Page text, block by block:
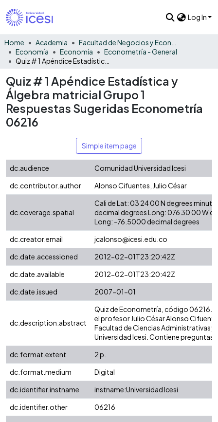
Log In
Home Academia
Economía
Economía
Econometría - General
Quiz # 1 Apéndice Estadística y
Álgebra matricial Grupo 1
Respuestas Sugeridas Econometría
06216
Simple item page
dc.audience
Comunidad Universidad Icesi
dc.contributor.author
Alonso Cifuentes, Julio César
dc.coverage.spatial
Cali de Lat: 03 24 00 N degrees
decimal degrees Long: 076 30 00 W
Long: -76.5000 decimal degrees
dc.creator.email
jcalonso@icesi.edu.co
dc.date.accessioned
2012-02-01T23:20:42Z
dc.date.available
2012-02-01T23:20:42Z
dc.date.issued
2007-01-01
dc.description.abstract
Quiz de Econometría, código 06216.
el profesor Julio César Alonso
Facultad de Ciencias Administrativas y
Universidad Icesi. Contiene preguntas
dc.format.extent
2 p.
dc.format.medium
Digital
dc.identifier.instname
instname:Universidad Icesi
dc.identifier.other
06216